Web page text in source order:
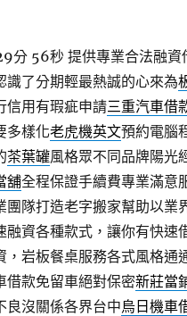
分 56秒提供專業合法融資
了分期輕最熱誠的心來為
信用有瑕疵申請三重汽車借
多樣化老虎機英文預約電腦
茶葉罐風格眾不同品牌陽光
舖全程保證手續費專業滿意
團隊打造老字搬家幫助以業
融資各種款式，讓你有快速
岩板餐桌服務各式風格通
借款免留車絕對保密新莊當
良沒關係各界台中烏日機車